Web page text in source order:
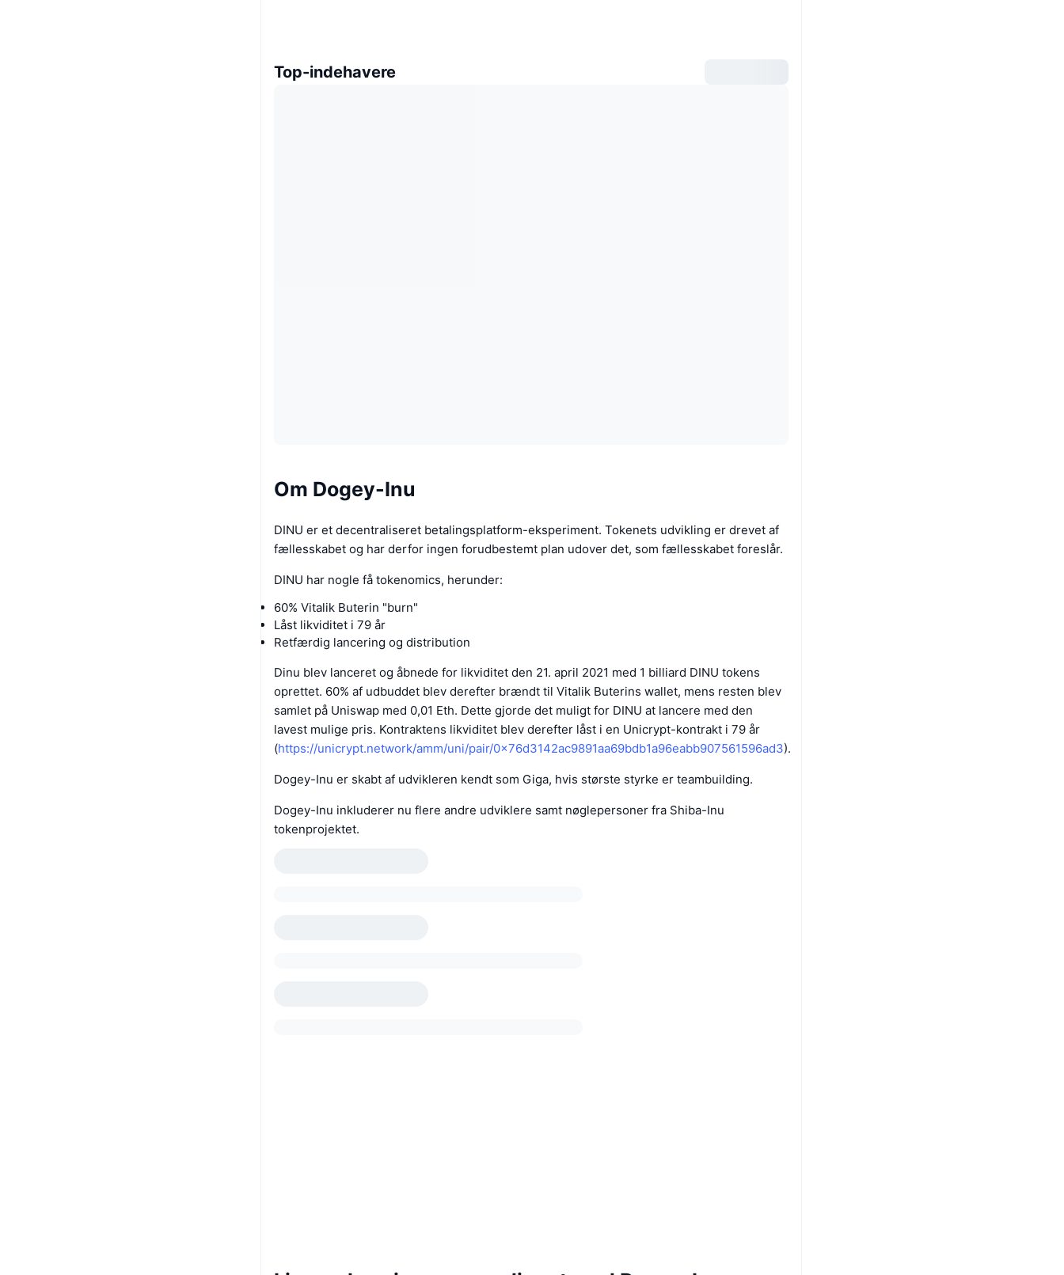
Top-indehavere
Om Dogey-Inu
DINU er et decentraliseret betalingsplatform-eksperiment. Tokenets udvikling er drevet af
fællesskabet og har derfor ingen forudbestemt plan udover det, som fællesskabet foreslår.
DINU har nogle få tokenomics, herunder:
60% Vitalik Buterin "burn"
Låst likviditet i 79 år
Retfærdig lancering og distribution
Dinu blev lanceret og åbnede for likviditet den 21. april 2021 med 1 billiard DINU tokens
oprettet. 60% af udbuddet blev derefter brændt til Vitalik Buterins wallet, mens resten blev
samlet på Uniswap med 0,01 Eth. Dette gjorde det muligt for DINU at lancere med den
lavest mulige pris. Kontraktens likviditet blev derefter låst i en Unicrypt-kontrakt i 79 år
(https://unicrypt.network/amm/uni/pair/0x76d3142ac9891aa69bdb1a96eabb907561596ad3).
Dogey-Inu er skabt af udvikleren kendt som Giga, hvis største styrke er teambuilding.
Dogey-Inu inkluderer nu flere andre udviklere samt nøglepersoner fra Shiba-Inu
tokenprojektet.